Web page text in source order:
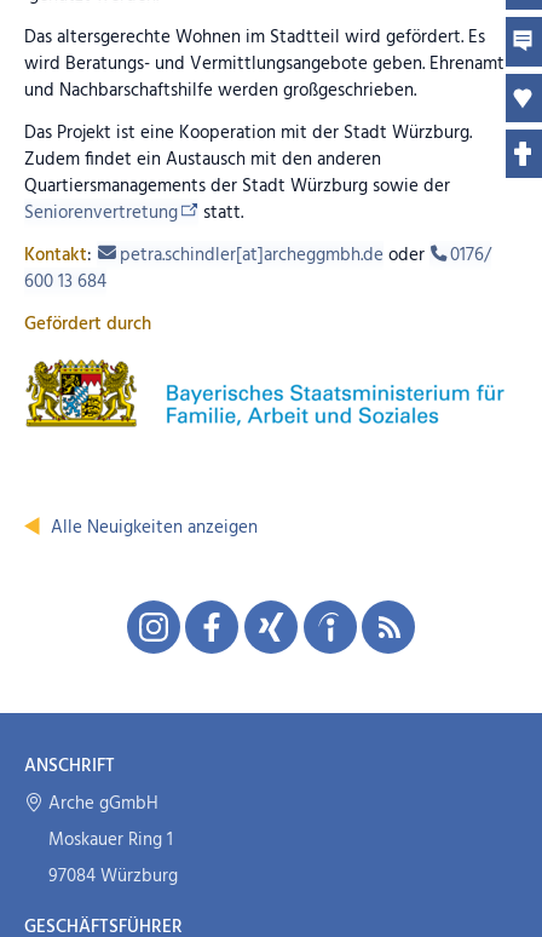
Das altersgerechte Wohnen im Stadtteil wird gefördert. Es
wird Beratungs- und Vermittlungsangebote geben. Ehrenamt
und Nachbarschaftshilfe werden großgeschrieben.
Das Projekt ist eine Kooperation mit der Stadt Würzburg.
Zudem findet ein Austausch mit den anderen
Quartiersmanagements der Stadt Würzburg sowie der
Seniorenvertretung
statt.
Kontakt: petra.schindler[at]archeggmbh.de oder
0176/
600 13 684
Gefördert durch
Alle Neuigkeiten anzeigen
ANSCHRIFT
Arche gGmbH
Moskauer Ring 1
97084 Würzburg
GESCHÄFTSFÜHRER